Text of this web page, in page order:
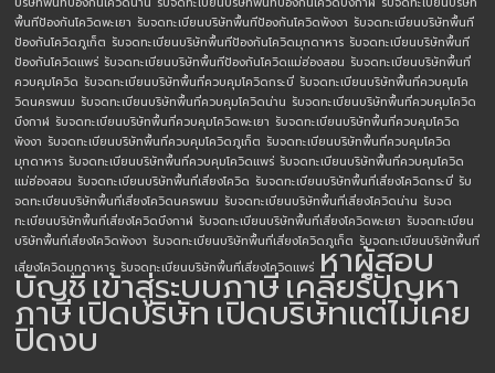
พื้นทีป้องกันโควิดพะเยา รับจดทะเบียนบริษัทพื้นทีป้องกันโควิดพังงา รับจดทะเบียนบริษัทพื้นที
ป้องกันโควิดภูเก็ต รับจดทะเบียนบริษัทพื้นทีป้องกันโควิดมุกดาหาร รับจดทะเบียนบริษัทพื้นที
ป้องกันโควิดแพร่ รับจดทะเบียนบริษัทพื้นทีป้องกันโควิดแม่ฮ่องสอน รับจดทะเบียนบริษัทพื้นที่
ควบคุมโควิด รับจดทะเบียนบริษัทพื้นที่ควบคุมโควิดกระบี่ รับจดทะเบียนบริษัทพื้นที่ควบคุมโค
วิดนครพนม รับจดทะเบียนบริษัทพื้นที่ควบคุมโควิดน่าน รับจดทะเบียนบริษัทพื้นที่ควบคุมโควิด
บึงกาฬ รับจดทะเบียนบริษัทพื้นที่ควบคุมโควิดพะเยา รับจดทะเบียนบริษัทพื้นที่ควบคุมโควิด
พังงา รับจดทะเบียนบริษัทพื้นที่ควบคุมโควิดภูเก็ต รับจดทะเบียนบริษัทพื้นที่ควบคุมโควิด
มุกดาหาร รับจดทะเบียนบริษัทพื้นที่ควบคุมโควิดแพร่ รับจดทะเบียนบริษัทพื้นที่ควบคุมโควิด
แม่ฮ่องสอน รับจดทะเบียนบริษัทพื้นที่เสี่ยงโควิด รับจดทะเบียนบริษัทพื้นที่เสี่ยงโควิดกระบี่ รับ
จดทะเบียนบริษัทพื้นที่เสี่ยงโควิดนครพนม รับจดทะเบียนบริษัทพื้นที่เสี่ยงโควิดน่าน รับจด
ทะเบียนบริษัทพื้นที่เสี่ยงโควิดบึงกาฬ รับจดทะเบียนบริษัทพื้นที่เสี่ยงโควิดพะเยา รับจดทะเบียน
บริษัทพื้นที่เสี่ยงโควิดพังงา รับจดทะเบียนบริษัทพื้นที่เสี่ยงโควิดภูเก็ต รับจดทะเบียนบริษัทพื้นที่
เสี่ยงโควิดมุกดาหาร รับจดทะเบียนบริษัทพื้นที่เสี่ยงโควิดแพร่ หาผู้สอบ
บัญชีเข้าสู่ระบบภาษีเคลียร์ปัญหา
ภาษีเปิดบริษัทเปิดบริษัทแต่ไม่เคย
ปิดงบ